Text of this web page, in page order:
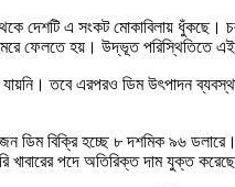
দেশটি এ সংকট মোকাবিলায়
ফেলতে হয়। উদ্ভূত পরিস্থিতিতে এই
যায়নি। তবে এরপরও ডিম উৎপাদন
বিক্রি হচ্ছে ৮ দশমিক ৯৬
খাবারের পদে অতিরিক্ত দাম যুক্ত